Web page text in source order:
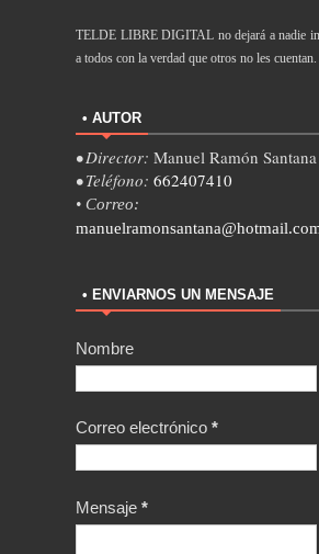
TELDE LIBRE DIGITAL no dejará a nadie
a todos con la verdad que otros no les cuentan.
• AUTOR
• Director: Manuel Ramón Santana
• Teléfono: 662407410
• Correo:
• ENVIARNOS UN MENSAJE
Nombre
Correo electrónico *
Mensaje *